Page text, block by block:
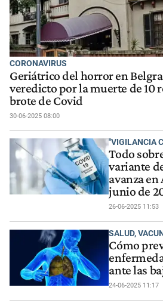
CORONAVIRUS
Geriátrico del horror en
veredicto por la muerte de 10
brote de Covid
30-06-2025 08:00
"VIGILANCIA
Todo
variante
avanza
junio de
26-06-2025 11:53
SALUD,
Cómo
ante las
24-06-2025 11:17